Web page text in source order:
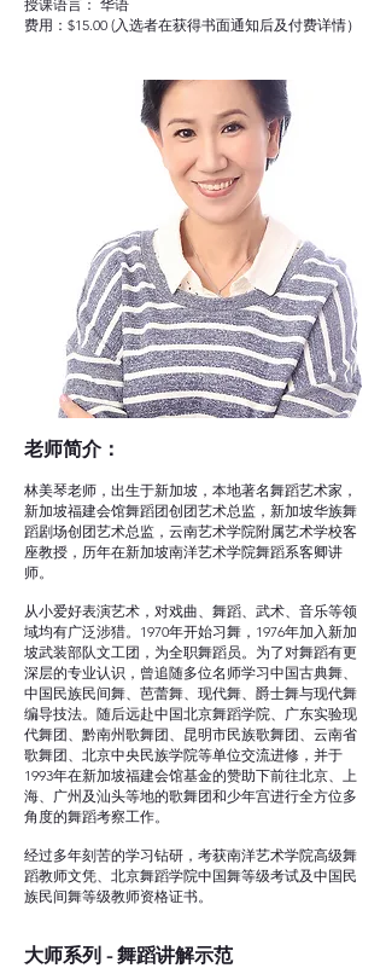
授课语言： 华语
费用：$15.00 (入选者在获得书面通知后及付费详情）
老师简介：
林美琴老师，出生于新加坡，本地著名舞蹈艺术家，
新加坡福建会馆舞蹈团创团艺术总监，新加坡华族舞
蹈剧场创团艺术总监，云南艺术学院附属艺术学校客
座教授，历年在新加坡南洋艺术学院舞蹈系客卿讲
师。
从小爱好表演艺术，对戏曲、舞蹈、武术、音乐等领
域均有广泛涉猎。1970年开始习舞，1976年加入新加
坡武装部队文工团，为全职舞蹈员。为了对舞蹈有更
深层的专业认识，曾追随多位名师学习中国古典舞、
中国民族民间舞、芭蕾舞、现代舞、爵士舞与现代舞
编导技法。随后远赴中国北京舞蹈学院、广东实验现
代舞团、黔南州歌舞团、昆明市民族歌舞团、云南省
歌舞团、北京中央民族学院等单位交流进修，并于
1993年在新加坡福建会馆基金的赞助下前往北京、上
海、广州及汕头等地的歌舞团和少年宫进行全方位多
角度的舞蹈考察工作。
经过多年刻苦的学习钻研，考获南洋艺术学院高级舞
蹈教师文凭、北京舞蹈学院中国舞等级考试及中国民
族民间舞等级教师资格证书。
大师系列 - 舞蹈讲解示范